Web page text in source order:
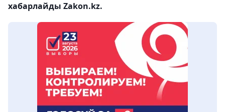
хабарлайды Zakon.kz.